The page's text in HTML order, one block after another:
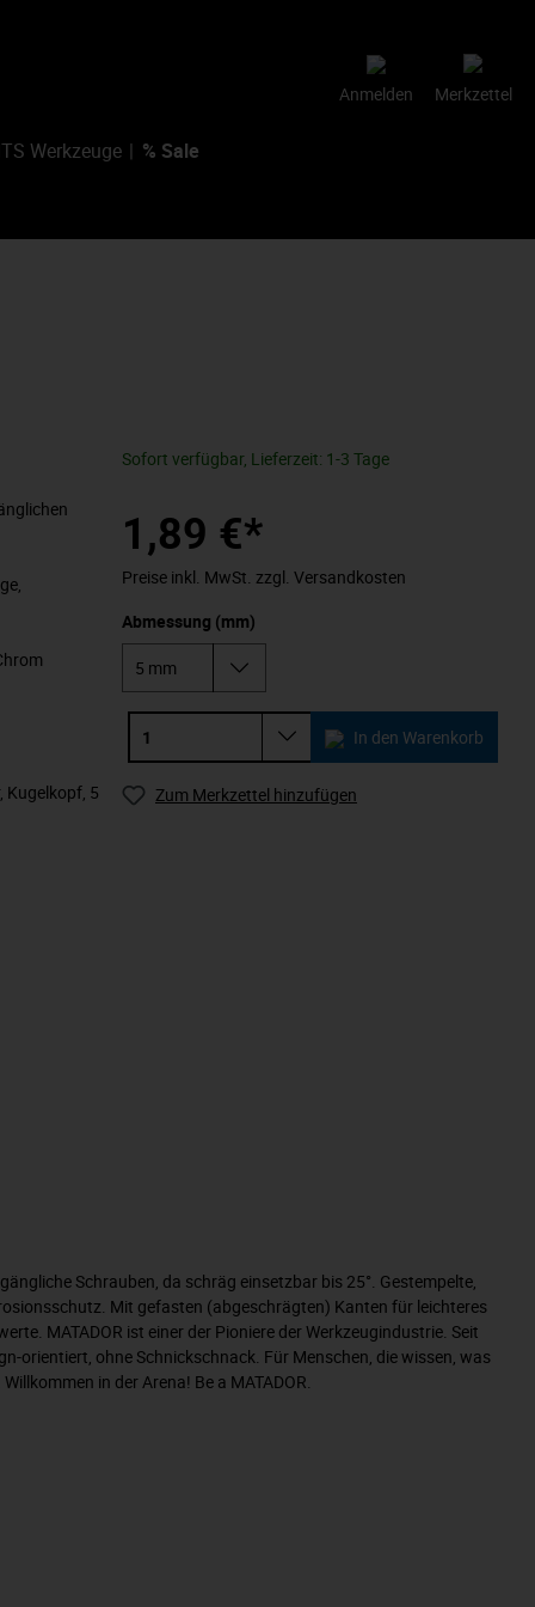
Merkzettel
Anmelden
Werkzeuge % Sale
Kugelkopf, 5
Sofort verfügbar, Lieferzeit: 1-3 Tage
1,89 €*
Preise inkl. MwSt. zzgl. Versandkosten
Abmessung (mm)
In den Warenkorb
Zum Merkzettel hinzufügen
Schrauben, da schräg einsetzbar bis 25°. Gestempelte,
Mit gefasten (abgeschrägten) Kanten für leichteres
MATADOR ist einer der Pioniere der Werkzeugindustrie. Seit
orientiert, ohne Schnickschnack. Für Menschen, die wissen, was
in der Arena! Be a MATADOR.